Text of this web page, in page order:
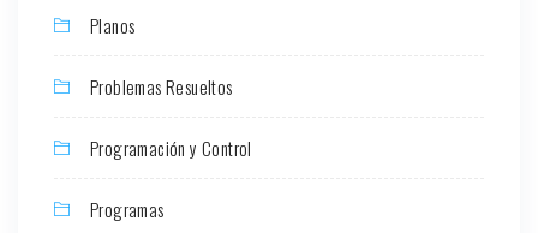
Planos
Problemas Resueltos
Programación y Control
Programas